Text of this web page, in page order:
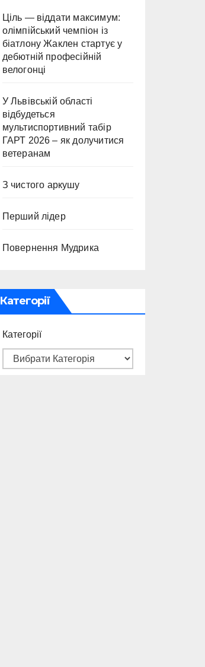
Ціль — віддати максимум:
олімпійський чемпіон із
біатлону Жаклен стартує у
дебютній професійній
велогонці
У Львівській області
відбудеться
мультиспортивний табір
ГАРТ 2026 – як долучитися
ветеранам
З чистого аркушу
Перший лідер
Повернення Мудрика
Категорії
Категорії